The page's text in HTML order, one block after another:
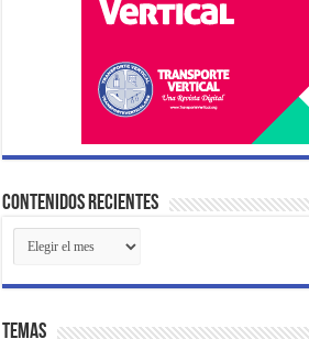
Contenidos Recientes
Contenidos
Recientes
Temas